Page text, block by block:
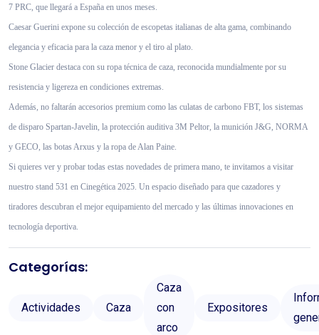
7 PRC, que llegará a España en unos meses.
Caesar Guerini expone su colección de escopetas italianas de alta gama, combinando
elegancia y eficacia para la caza menor y el tiro al plato.
Stone Glacier destaca con su ropa técnica de caza, reconocida mundialmente por su
resistencia y ligereza en condiciones extremas.
Además, no faltarán accesorios premium como las culatas de carbono FBT, los sistemas
de disparo Spartan-Javelin, la protección auditiva 3M Peltor, la munición J&G, NORMA
y GECO, las botas Arxus y la ropa de Alan Paine.
Si quieres ver y probar todas estas novedades de primera mano, te invitamos a visitar
nuestro stand 531 en Cinegética 2025. Un espacio diseñado para que cazadores y
tiradores descubran el mejor equipamiento del mercado y las últimas innovaciones en
tecnología deportiva.
Categorías:
Actividades Caza
Caza
con
arco
Expositores